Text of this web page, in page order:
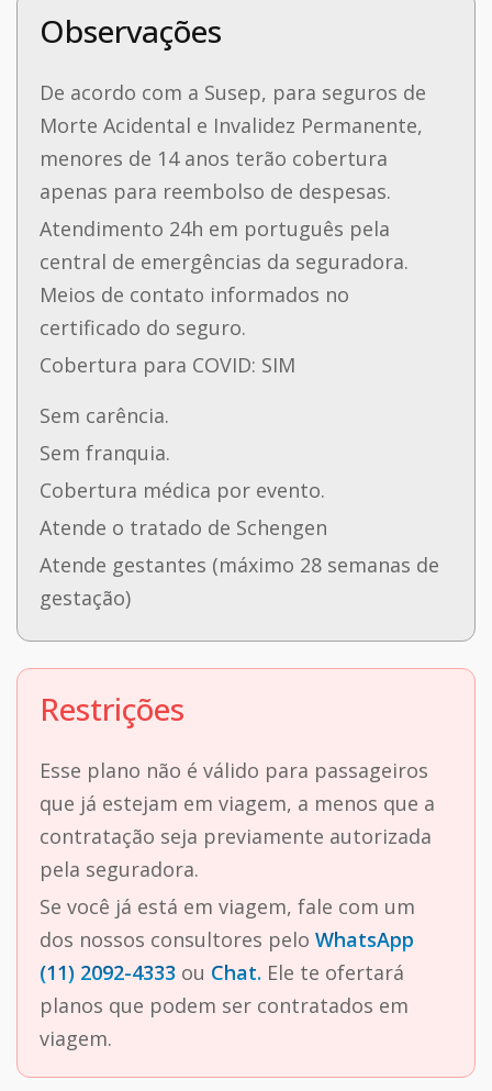
Observações
De acordo com a Susep, para seguros de
Morte Acidental e Invalidez Permanente,
menores de 14 anos terão cobertura
apenas para reembolso de despesas.
Atendimento 24h em português pela
central de emergências da seguradora.
Meios de contato informados no
certificado do seguro.
Cobertura para COVID: SIM
Sem carência.
Sem franquia.
Cobertura médica por evento.
Atende o tratado de Schengen
Atende gestantes (máximo 28 semanas de
gestação)
Restrições
Esse plano não é válido para passageiros
que já estejam em viagem, a menos que a
contratação seja previamente autorizada
pela seguradora.
Se você já está em viagem, fale com um
dos nossos consultores pelo WhatsApp
(11) 2092-4333 ou Chat. Ele te ofertará
planos que podem ser contratados em
viagem.